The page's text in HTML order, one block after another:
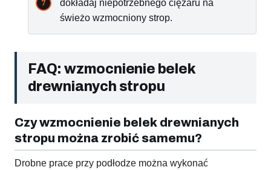
dokładaj niepotrzebnego ciężaru na
świeżo wzmocniony strop.
FAQ: wzmocnienie belek
drewnianych stropu
Czy wzmocnienie belek drewnianych
stropu można zrobić samemu?
Drobne prace przy podłodze można wykonać